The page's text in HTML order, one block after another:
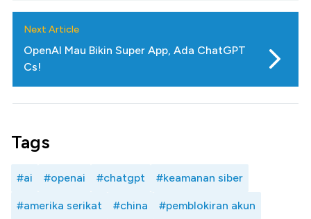
Next Article
OpenAI Mau Bikin Super App, Ada ChatGPT
Cs!
Tags
#ai #openai #chatgpt #keamanan siber
#amerika serikat #china #pemblokiran akun